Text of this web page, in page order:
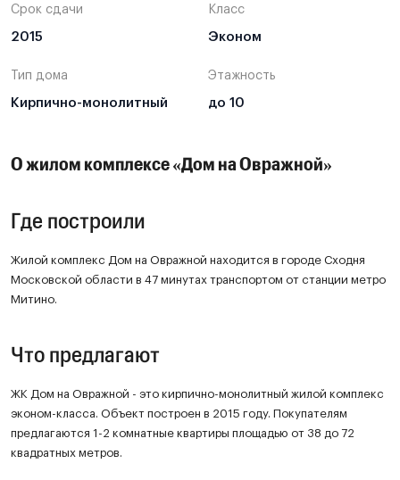
Срок сдачи
2015
Класс
Эконом
Тип дома
Кирпично-монолитный
Этажность
до 10
О жилом комплексе «Дом на Овражной»
Где построили
Жилой комплекс Дом на Овражной находится в городе Сходня
Московской области в 47 минутах транспортом от станции метро
Митино.
Что предлагают
ЖК Дом на Овражной - это кирпично-монолитный жилой комплекс
эконом-класса. Объект построен в 2015 году. Покупателям
предлагаются 1-2 комнатные квартиры площадью от 38 до 72
квадратных метров.